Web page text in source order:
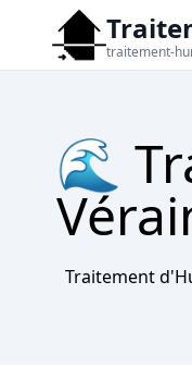
traitement-
🌊
Traitement